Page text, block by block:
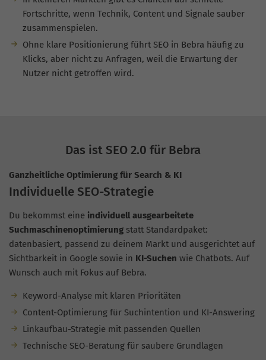
Fortschritte, wenn Technik, Content und Signale sauber
zusammenspielen.
Ohne klare Positionierung führt SEO in Bebra häufig zu
Klicks, aber nicht zu Anfragen, weil die Erwartung der
Nutzer nicht getroffen wird.
Das ist SEO 2.0 für Bebra
Ganzheitliche Optimierung für Search & KI
Individuelle SEO-Strategie
Du bekommst eine individuell ausgearbeitete
Suchmaschinenoptimierung statt Standardpaket:
datenbasiert, passend zu deinem Markt und ausgerichtet auf
Sichtbarkeit in Google sowie in KI-Suchen wie Chatbots. Auf
Wunsch auch mit Fokus auf Bebra.
Keyword-Analyse mit klaren Prioritäten
Content-Optimierung für Suchintention und KI-Answering
Linkaufbau-Strategie mit passenden Quellen
Technische SEO-Beratung für saubere Grundlagen